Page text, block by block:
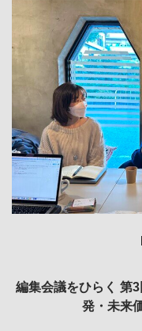
編集会議をひらく 第
発・未来
REVIEW｜果たして
作家」と
REVIEW｜菊
REVIEW｜生の存在